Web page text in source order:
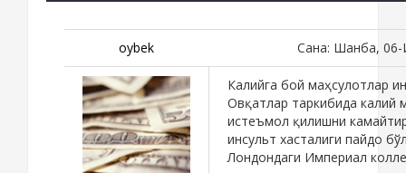
oybek Сана: Шанба,
Калийга бой маҳсулотлар
Овқатлар таркибида калий
истеъмол қилишни
инсульт хасталиги пайдо
Лондондаги Империал